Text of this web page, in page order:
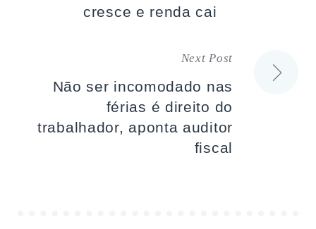
cresce e renda cai
Next Post
Não ser incomodado nas
férias é direito do
trabalhador, aponta auditor
fiscal